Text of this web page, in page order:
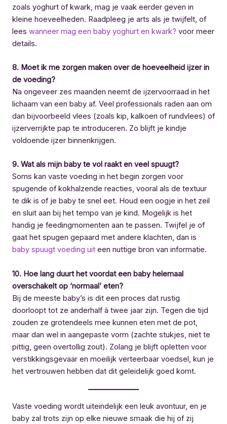
zoals yoghurt of kwark, mag je vaak eerder geven in
kleine hoeveelheden. Raadpleeg je arts als je twijfelt, of
lees wanneer mag een baby yoghurt en kwark? voor meer
details.
8. Moet ik me zorgen maken over de hoeveelheid ijzer in
de voeding?
Na ongeveer zes maanden neemt de ijzervoorraad in het
lichaam van een baby af. Veel professionals raden aan om
dan bijvoorbeeld vlees (zoals kip, kalkoen of rundvlees) of
ijzerverrijkte pap te introduceren. Zo blijft je kindje
voldoende ijzer binnenkrijgen.
9. Wat als mijn baby te vol raakt en veel spuugt?
Soms kan vaste voeding in het begin zorgen voor
spugende of kokhalzende reacties, vooral als de textuur
te dik is of je baby te snel eet. Houd een oogje in het zeil
en sluit aan bij het tempo van je kind. Mogelijk is het
handig je feedingmomenten aan te passen. Twijfel je of
gaat het spugen gepaard met andere klachten, dan is
baby spuugt voeding uit een nuttige bron van informatie.
10. Hoe lang duurt het voordat een baby helemaal
overschakelt op ‘normaal’ eten?
Bij de meeste baby’s is dit een proces dat rustig
doorloopt tot ze anderhalf à twee jaar zijn. Tegen die tijd
zouden ze grotendeels mee kunnen eten met de pot,
maar dan wel in aangepaste vorm (zachte stukjes, niet te
pittig, geen overtollig zout). Zolang je blijft opletten voor
verstikkingsgevaar en moeilijk verteerbaar voedsel, kun je
het vertrouwen hebben dat dit geleidelijk goed komt.
Vaste voeding wordt uiteindelijk een leuk avontuur, en je
baby zal trots zijn op elke nieuwe smaak die hij of zij